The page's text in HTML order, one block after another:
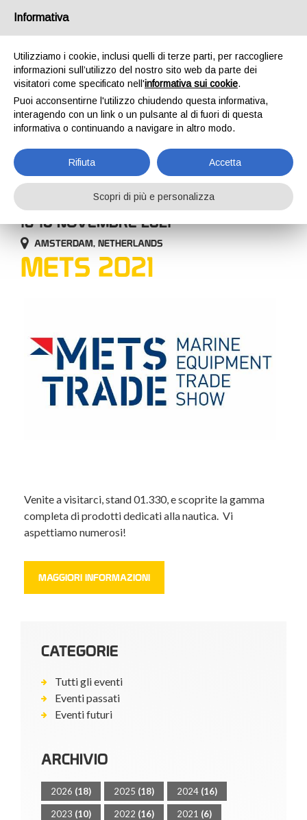
EVENTI
CATEGORIE
Tutti gli eventi
Eventi passati
Eventi futuri
ARCHIVIO
2026 (18) 2025 (18) 2024 (16)
2023 (10) 2022 (16) 2021 (6)
16-18 NOVEMBRE 2021
AMSTERDAM, NETHERLANDS
METS 2021
Venite a visitarci, stand 01.330, e scoprite la gamma
completa di prodotti dedicati alla nautica. Vi
aspettiamo numerosi!
MAGGIORI INFORMAZIONI
Informativa
Utilizziamo i cookie, inclusi quelli di terze parti, per raccogliere
informazioni sull’utilizzo del nostro sito web da parte dei
visitatori come specificato nell'informativa sui cookie.
Puoi acconsentirne l'utilizzo chiudendo questa informativa,
interagendo con un link o un pulsante al di fuori di questa
informativa o continuando a navigare in altro modo.
Rifiuta Accetta
Scopri di più e personalizza